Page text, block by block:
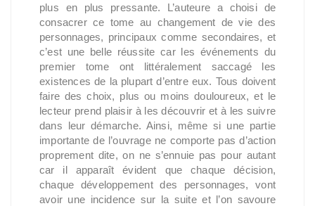
plus en plus pressante. L’auteure a choisi de
consacrer ce tome au changement de vie des
personnages, principaux comme secondaires, et
c’est une belle réussite car les événements du
premier tome ont littéralement saccagé les
existences de la plupart d’entre eux. Tous doivent
faire des choix, plus ou moins douloureux, et le
lecteur prend plaisir à les découvrir et à les suivre
dans leur démarche. Ainsi, même si une partie
importante de l’ouvrage ne comporte pas d’action
proprement dite, on ne s’ennuie pas pour autant
car il apparaît évident que chaque décision,
chaque développement des personnages, vont
avoir une incidence sur la suite et l’on savoure